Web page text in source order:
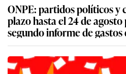
ONPE: partidos políticos y
plazo hasta el 24 de
segundo informe de gastos